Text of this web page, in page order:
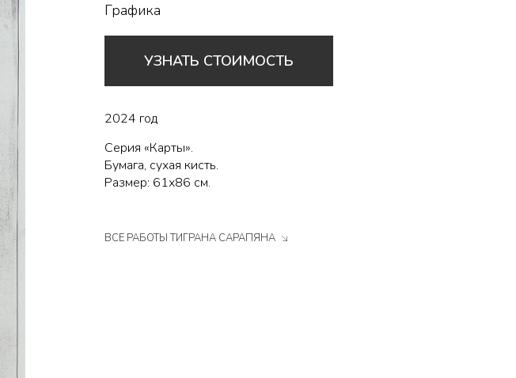
Графика
УЗНАТЬ СТОИМОСТЬ
2024 год
Серия «Карты».
Бумага, сухая кисть.
Размер: 61х86 см.
ВСЕ РАБОТЫ ТИГРАНА САРАПЯНА